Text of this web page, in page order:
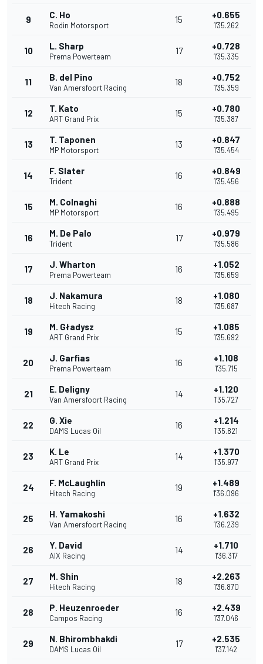
9 C. Ho
Rodin Motorsport
15 +0.655
1'35.262
10 L. Sharp
Prema Powerteam
17 +0.728
1'35.335
11 B. del Pino
Van Amersfoort Racing
18 +0.752
1'35.359
12 T. Kato
ART Grand Prix
15 +0.780
1'35.387
13 T. Taponen
MP Motorsport
13 +0.847
1'35.454
14 F. Slater
Trident
16 +0.849
1'35.456
15 M. Colnaghi
MP Motorsport
16 +0.888
1'35.495
16 M. De Palo
Trident
17 +0.979
1'35.586
17 J. Wharton
Prema Powerteam
16 +1.052
1'35.659
18 J. Nakamura
Hitech Racing
18 +1.080
1'35.687
19 M. Gładysz
ART Grand Prix
15 +1.085
1'35.692
20 J. Garfias
Prema Powerteam
16 +1.108
1'35.715
21 E. Deligny
Van Amersfoort Racing
14 +1.120
1'35.727
22 G. Xie
DAMS Lucas Oil
16 +1.214
1'35.821
23 K. Le
ART Grand Prix
14 +1.370
1'35.977
24 F. McLaughlin
Hitech Racing
19 +1.489
1'36.096
25 H. Yamakoshi
Van Amersfoort Racing
16 +1.632
1'36.239
26 Y. David
AIX Racing
14 +1.710
1'36.317
27 M. Shin
Hitech Racing
18 +2.263
1'36.870
28 P. Heuzenroeder
Campos Racing
16 +2.439
1'37.046
29 N. Bhirombhakdi
DAMS Lucas Oil
17 +2.535
1'37.142